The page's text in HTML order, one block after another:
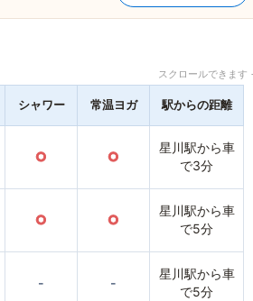
スクロールできま
シャワー 常温ヨガ 駅からの距離
○ ○
星川駅から車
で3分
○ ○
星川駅から車
で5分
- -
星川駅から車
で5分